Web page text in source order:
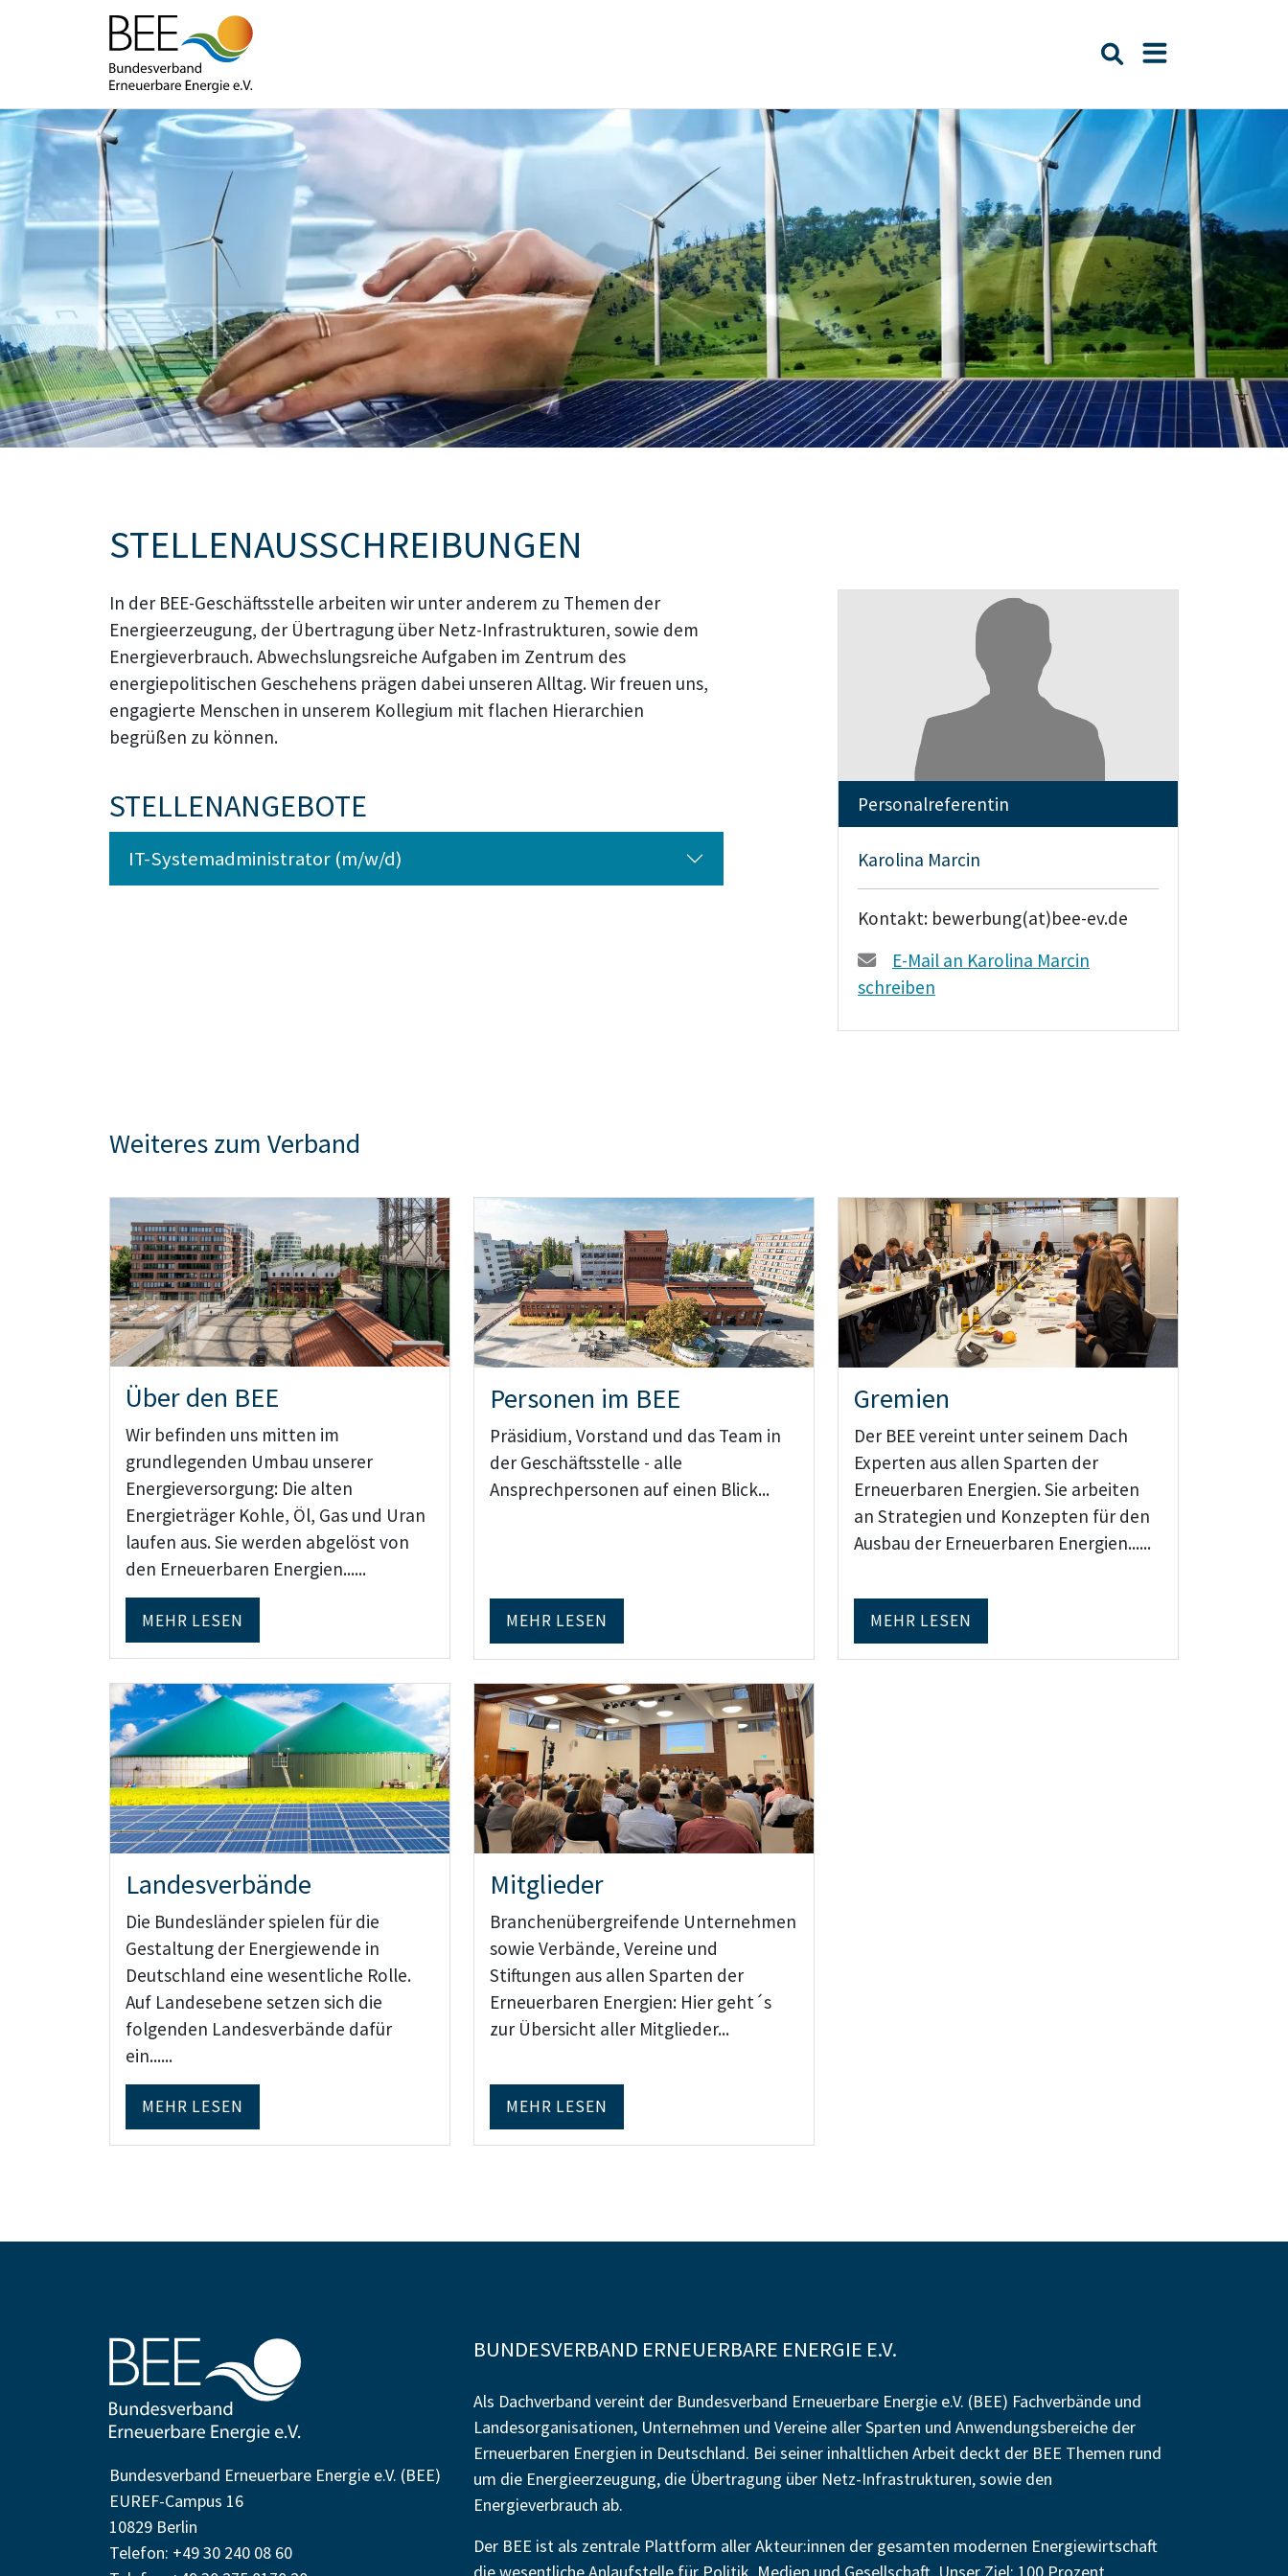
Suche öffnen
STELLENAUSSCHREIBUNGEN
In der BEE-Geschäftsstelle arbeiten wir unter anderem zu Themen der
Energieerzeugung, der Übertragung über Netz-Infrastrukturen, sowie dem
Energieverbrauch. Abwechslungsreiche Aufgaben im Zentrum des
energiepolitischen Geschehens prägen dabei unseren Alltag. Wir freuen uns,
engagierte Menschen in unserem Kollegium mit flachen Hierarchien
begrüßen zu können.
STELLENANGEBOTE
IT-Systemadministrator (m/w/d)
Personalreferentin
Karolina Marcin
Kontakt: bewerbung(at)bee-ev.de
E-Mail an Karolina Marcin
schreiben
Weiteres zum Verband
Teaser: Über den BEE
Über den BEE
Wir befinden uns mitten im
grundlegenden Umbau unserer
Energieversorgung: Die alten
Energieträger Kohle, Öl, Gas und Uran
laufen aus. Sie werden abgelöst von
den Erneuerbaren Energien......
MEHR LESEN
Teaser: Personen im BEE
Personen im BEE
Präsidium, Vorstand und das Team in
der Geschäftsstelle - alle
Ansprechpersonen auf einen Blick...
MEHR LESEN
Teaser: Gremien
Gremien
Der BEE vereint unter seinem Dach
Experten aus allen Sparten der
Erneuerbaren Energien. Sie arbeiten
an Strategien und Konzepten für den
Ausbau der Erneuerbaren Energien......
MEHR LESEN
Teaser: Landesverbände
Landesverbände
Die Bundesländer spielen für die
Gestaltung der Energiewende in
Deutschland eine wesentliche Rolle.
Auf Landesebene setzen sich die
folgenden Landesverbände dafür
ein......
MEHR LESEN
Teaser: Mitglieder
Mitglieder
Branchenübergreifende Unternehmen
sowie Verbände, Vereine und
Stiftungen aus allen Sparten der
Erneuerbaren Energien: Hier geht´s
zur Übersicht aller Mitglieder...
MEHR LESEN
Bundesverband Erneuerbare Energie e.V. (BEE)
EUREF-Campus 16
10829 Berlin
Telefon: +49 30 240 08 60
BUNDESVERBAND ERNEUERBARE ENERGIE E.V.
Als Dachverband vereint der Bundesverband Erneuerbare Energie e.V. (BEE) Fachverbände und
Landesorganisationen, Unternehmen und Vereine aller Sparten und Anwendungsbereiche der
Erneuerbaren Energien in Deutschland. Bei seiner inhaltlichen Arbeit deckt der BEE Themen rund
um die Energieerzeugung, die Übertragung über Netz-Infrastrukturen, sowie den
Energieverbrauch ab.
Der BEE ist als zentrale Plattform aller Akteur:innen der gesamten modernen Energiewirtschaft